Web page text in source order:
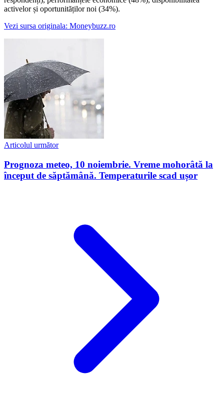
activelor și oportunităților noi (34%).
Vezi sursa originala: Moneybuzz.ro
Articolul următor
Prognoza meteo, 10 noiembrie. Vreme mohorâtă la
început de săptămână. Temperaturile scad ușor